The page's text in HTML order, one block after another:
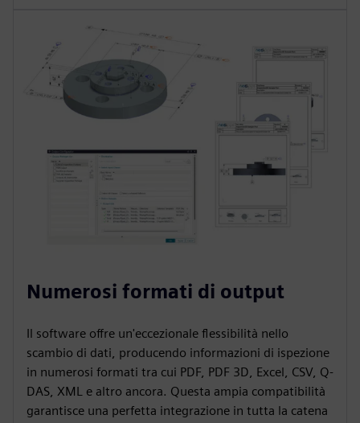
Numerosi formati di output
Il software offre un'eccezionale flessibilità nello
scambio di dati, producendo informazioni di ispezione
in numerosi formati tra cui PDF, PDF 3D, Excel, CSV, Q-
DAS, XML e altro ancora. Questa ampia compatibilità
garantisce una perfetta integrazione in tutta la catena